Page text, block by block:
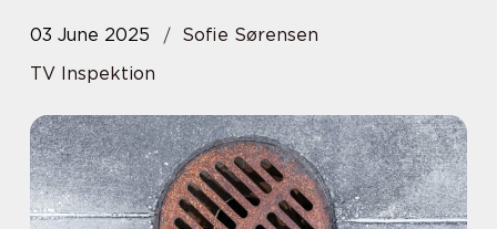
03 June 2025
Sofie Sørensen
TV Inspektion